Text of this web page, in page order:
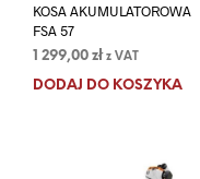
KOSA AKUMULATOROWA
FSA 57
1 299,00 zł z VAT
DODAJ DO KOSZYKA